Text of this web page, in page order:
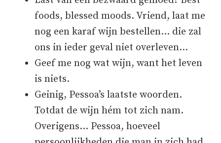
foods, blessed moods. Vriend, laat me
nog een karaf wijn bestellen… die zal
ons in ieder geval niet overleven…
Geef me nog wat wijn, want het leven
is niets.
Geinig, Pessoa’s laatste woorden.
Totdat de wijn hém tot zich nam.
Overigens… Pessoa, hoeveel